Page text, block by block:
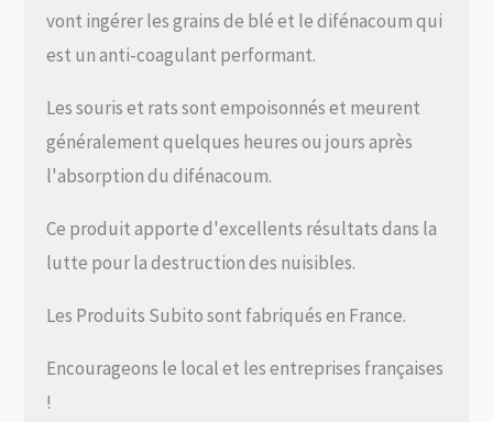
vont ingérer les grains de blé et le difénacoum qui
est un anti-coagulant performant.
Les souris et rats sont empoisonnés et meurent
généralement quelques heures ou jours après
l'absorption du difénacoum.
Ce produit apporte d'excellents résultats dans la
lutte pour la destruction des nuisibles.
Les Produits Subito sont fabriqués en France.
Encourageons le local et les entreprises françaises
!